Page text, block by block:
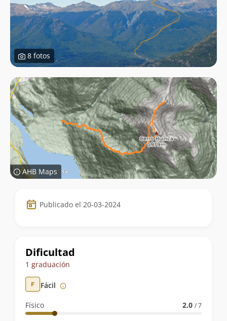
8 fotos
AHB Maps
Datos
de
ruta
Publicado el 20-03-2024
Dificultad
1 graduación
Fácil
Físico 2.0 / 7